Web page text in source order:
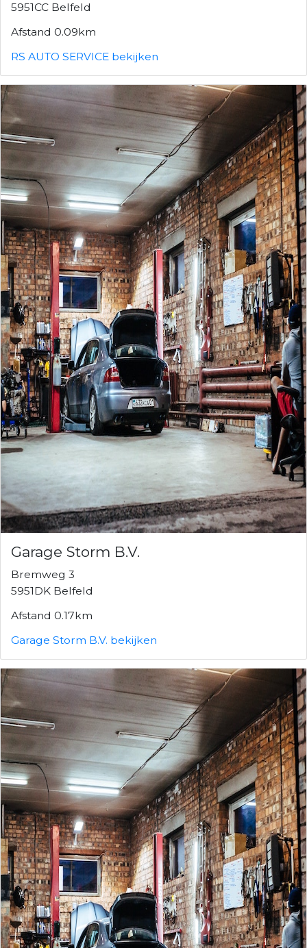
5951CC Belfeld
Afstand 0.09km
RS AUTO SERVICE bekijken
Garage Storm B.V.
Bremweg 3
5951DK Belfeld
Afstand 0.17km
Garage Storm B.V. bekijken